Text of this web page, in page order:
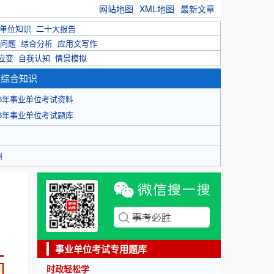
网站地图 XML地图 最新文章
位知识 二十大报告
题 综合分析 应用文写作
变 自我认知 情景模拟
合知识
年事业单位考试资料
年事业单位考试题库
事业单位考试专用题库
时政轻松学